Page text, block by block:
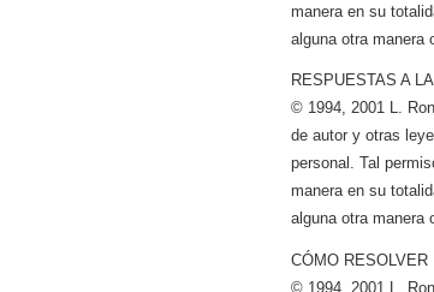
manera en su
alguna otra manera
RESPUESTAS A
© 1994, 2001 L.
de autor y otras
personal. Tal
manera en su
alguna otra manera
CÓMO RESOLVER
© 1994, 2001 L.